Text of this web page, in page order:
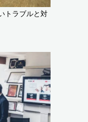
トラブルと対